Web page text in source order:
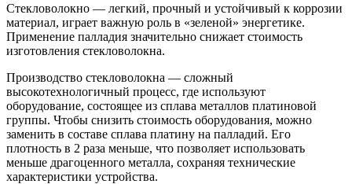
Стекловолокно — легкий, прочный и устойчивый к коррозии
материал, играет важную роль в «зеленой» энергетике.
Применение палладия значительно снижает стоимость
изготовления стекловолокна.
Производство стекловолокна — сложный
высокотехнологичный процесс, где используют
оборудование, состоящее из сплава металлов платиновой
группы. Чтобы снизить стоимость оборудования, можно
заменить в составе сплава платину на палладий. Его
плотность в 2 раза меньше, что позволяет использовать
меньше драгоценного металла, сохраняя технические
характеристики устройства.